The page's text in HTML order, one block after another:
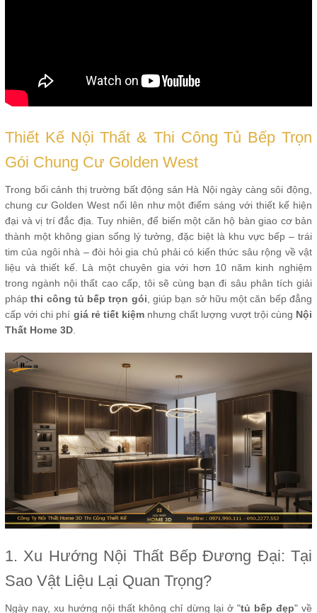
Thiết Kế Nội Thất & Thi Công Tủ Bếp Trọn
Gói Chung Cư Golden West
Trong bối cảnh thị trường bất động sản Hà Nội ngày càng sôi động,
chung cư Golden West nổi lên như một điểm sáng với thiết kế hiện
đại và vị trí đắc địa. Tuy nhiên, để biến một căn hộ bàn giao cơ bản
thành một không gian sống lý tưởng, đặc biệt là khu vực bếp – trái
tim của ngôi nhà – đòi hỏi gia chủ phải có kiến thức sâu rộng về vật
liệu và thiết kế. Là một chuyên gia với hơn 10 năm kinh nghiệm
trong ngành nội thất cao cấp, tôi sẽ cùng bạn đi sâu phân tích giải
phápthi công tủ bếp trọn gói , giúp bạn sở hữu một căn bếp đẳng
cấp với chi phí giá rẻ tiết kiệm nhưng chất lượng vượt trội cùng Nội
Thất Home 3D
1. Xu Hướng Nội Thất Bếp Đương Đại: Tại
Sao Vật Liệu Lại Quan Trọng?
Ngày nay, xu hướng nội thất không chỉ dừng lại ở "tủ bếp đẹp" về